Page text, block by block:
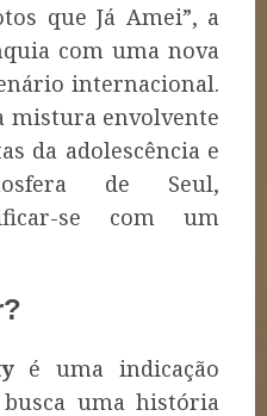
que Já Amei”, a
com uma nova
internacional.
mistura envolvente
da adolescência e
de Seul,
se com um
é uma indicação
uma história